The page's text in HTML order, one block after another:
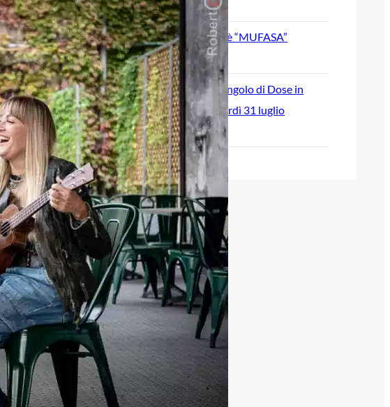
August 5, 2026
SVOSIL: il nuovo singolo è “MUFASA”
July 30, 2026
“Break Time” è il nuovo singolo di Dose in
radio e in digitale da venerdì 31 luglio
July 28, 2026